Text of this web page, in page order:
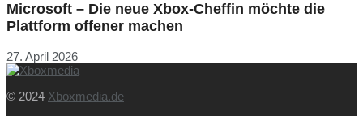
Microsoft – Die neue Xbox-Cheffin möchte die
Plattform offener machen
27. April 2026
© 2024 Xboxmedia.de